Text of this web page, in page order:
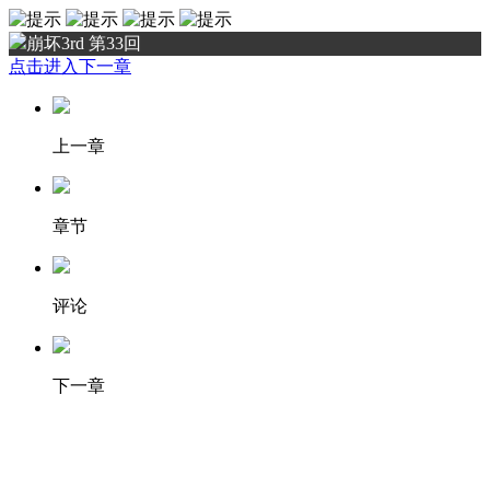
崩坏3rd 第33回
点击进入下一章
上一章
章节
评论
下一章